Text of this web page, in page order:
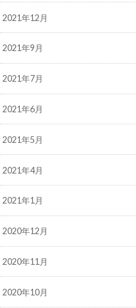
2021年12月
2021年9月
2021年7月
2021年6月
2021年5月
2021年4月
2021年1月
2020年12月
2020年11月
2020年10月